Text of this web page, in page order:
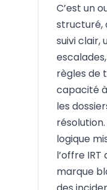
C’est un
structuré,
suivi clair,
règles de
capacité
les
logique
l’offre
marque